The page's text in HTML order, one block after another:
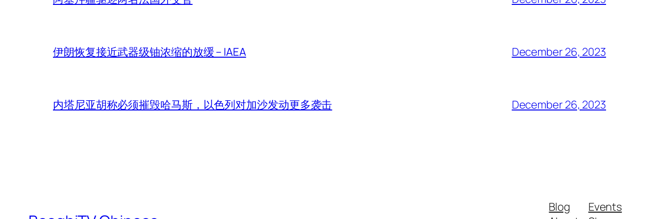
伊朗恢复接近武器级铀浓缩的放缓 – IAEA December 26, 2023
内塔尼亚胡称必须摧毁哈马斯，以色列对加沙发动更多袭击 December 26, 2023
Blog
Events